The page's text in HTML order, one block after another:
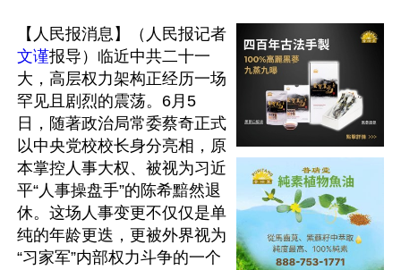
【人民报消息】（人民报记者
文谨报导）临近中共二十一
大，高层权力架构正经历一场
罕见且剧烈的震荡。6月5
日，随著政治局常委蔡奇正式
以中央党校校长身分亮相，原
本掌控人事大权、被视为习近
平“人事操盘手”的陈希黯然退
休。这场人事变更不仅仅是单
纯的年龄更迭，更被外界视为
“习家军”内部权力斗争的一个